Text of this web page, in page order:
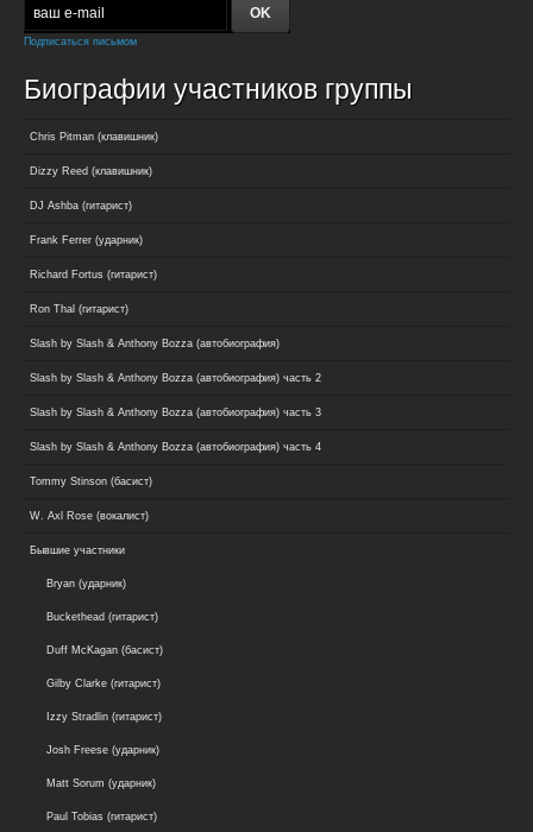
Подписаться письмом
Биографии участников группы
Chris Pitman (клавишник)
Dizzy Reed (клавишник)
DJ Ashba (гитарист)
Frank Ferrer (ударник)
Richard Fortus (гитарист)
Ron Thal (гитарист)
Slash by Slash & Anthony Bozza (автобиография)
Slash by Slash & Anthony Bozza (автобиография) часть 2
Slash by Slash & Anthony Bozza (автобиография) часть 3
Slash by Slash & Anthony Bozza (автобиография) часть 4
Tommy Stinson (басист)
W. Axl Rose (вокалист)
Бывшие участники
Bryan (ударник)
Buckethead (гитарист)
Duff McKagan (басист)
Gilby Clarke (гитарист)
Izzy Stradlin (гитарист)
Josh Freese (ударник)
Matt Sorum (ударник)
Paul Tobias (гитарист)